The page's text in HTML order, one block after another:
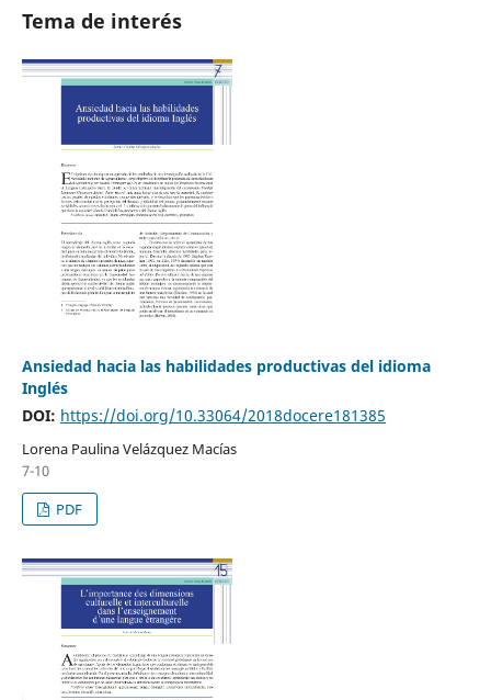
Tema de interés
Ansiedad hacia las habilidades productivas del idioma
Inglés
DOI: https://doi.org/10.33064/2018docere181385
Lorena Paulina Velázquez Macías
7-10
PDF